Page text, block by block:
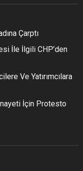
Çarptı
İle İlgili CHP’den
Ve Yatırımcılara
İçin Protesto